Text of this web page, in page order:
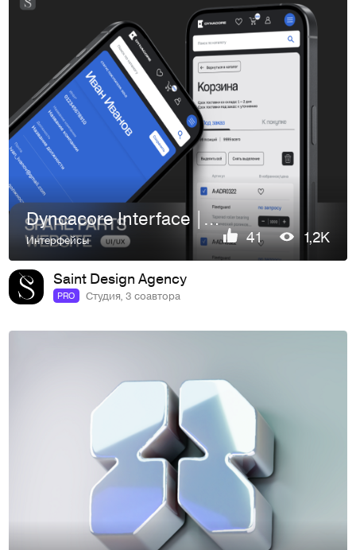
Dyncacore Interface | UI/UX | Маркетплейс запчастей
Интерфейсы 41 1,2K
Saint Design Agency
PRO Студия, 3 соавтора